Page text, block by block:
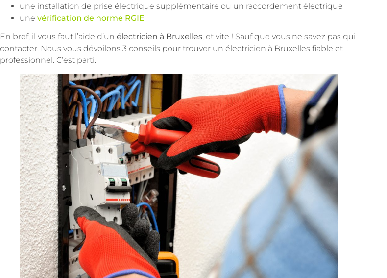
une installation de prise électrique supplémentaire ou un raccordement électrique
une vérification de norme RGIE
En bref, il vous faut l’aide d’un électricien à Bruxelles, et vite ! Sauf que vous ne savez pas qui
contacter. Nous vous dévoilons 3 conseils pour trouver un électricien à Bruxelles fiable et
professionnel. C’est parti.